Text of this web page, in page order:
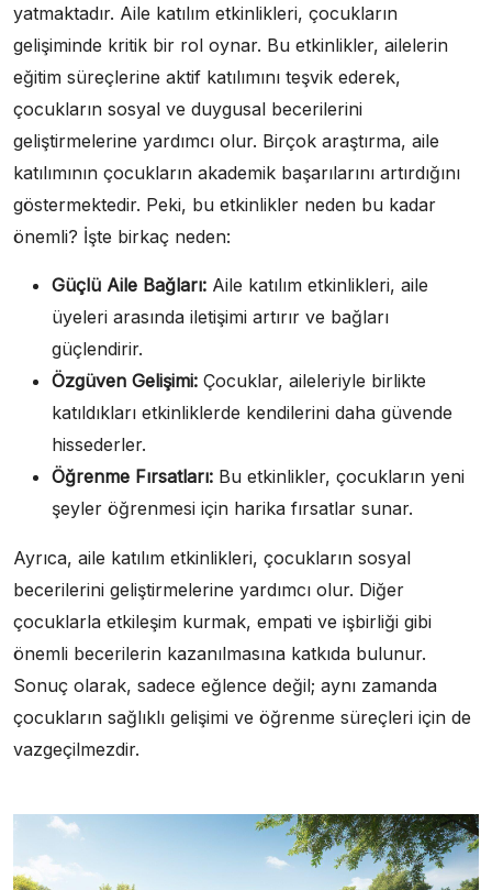
yatmaktadır. Aile katılım etkinlikleri, çocukların
gelişiminde kritik bir rol oynar. Bu etkinlikler, ailelerin
eğitim süreçlerine aktif katılımını teşvik ederek,
çocukların sosyal ve duygusal becerilerini
geliştirmelerine yardımcı olur. Birçok araştırma, aile
katılımının çocukların akademik başarılarını artırdığını
göstermektedir. Peki, bu etkinlikler neden bu kadar
önemli? İşte birkaç neden:
Güçlü Aile Bağları: Aile katılım etkinlikleri, aile
üyeleri arasında iletişimi artırır ve bağları
güçlendirir.
Özgüven Gelişimi: Çocuklar, aileleriyle birlikte
katıldıkları etkinliklerde kendilerini daha güvende
hissederler.
Öğrenme Fırsatları: Bu etkinlikler, çocukların yeni
şeyler öğrenmesi için harika fırsatlar sunar.
Ayrıca, aile katılım etkinlikleri, çocukların sosyal
becerilerini geliştirmelerine yardımcı olur. Diğer
çocuklarla etkileşim kurmak, empati ve işbirliği gibi
önemli becerilerin kazanılmasına katkıda bulunur.
Sonuç olarak, sadece eğlence değil; aynı zamanda
çocukların sağlıklı gelişimi ve öğrenme süreçleri için de
vazgeçilmezdir.